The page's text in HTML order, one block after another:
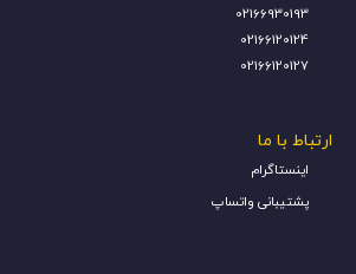
02166930193
02166120124
02166120127
ارتباط با ما
اینستاگرام
پشتیبانی واتساپ